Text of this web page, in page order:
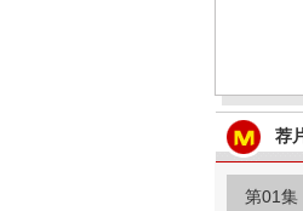
荐
第01集